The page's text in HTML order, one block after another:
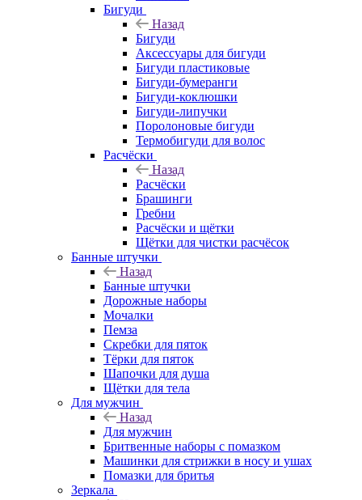
Бигуди
Назад
Бигуди
Аксессуары для бигуди
Бигуди пластиковые
Бигуди-бумеранги
Бигуди-коклюшки
Бигуди-липучки
Поролоновые бигуди
Термобигуди для волос
Расчёски
Назад
Расчёски
Брашинги
Гребни
Расчёски и щётки
Щётки для чистки расчёсок
Банные штучки
Назад
Банные штучки
Дорожные наборы
Мочалки
Пемза
Скребки для пяток
Тёрки для пяток
Шапочки для душа
Щётки для тела
Для мужчин
Назад
Для мужчин
Бритвенные наборы с помазком
Машинки для стрижки в носу и ушах
Помазки для бритья
Зеркала